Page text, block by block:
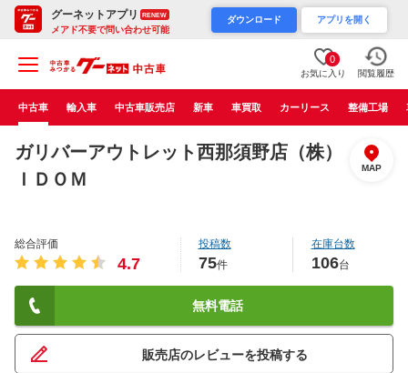
グーネットアプリ RENEW
メアド不要で問い合わせ可能
ダウンロード アプリを開く
0
お気に入り 閲覧履歴
中古車 輸入車 中古車販売店 新車 車買取 カーリース 整備工場
ガリバーアウトレット西那須野店（株）
ＩＤＯＭ
MAP
総合評価
4.7
投稿数
75件
在庫台数
106台
無料電話
販売店のレビューを投稿する